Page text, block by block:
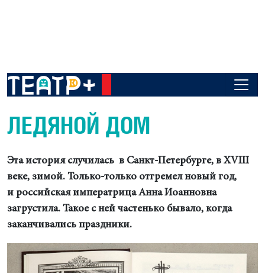
ЛЕДЯНОЙ ДОМ
Эта история случилась в Санкт-Петербурге, в XVIII
веке, зимой. Только-только отгремел новый год,
и российская императрица Анна Иоанновна
загрустила. Такое с ней частенько бывало, когда
заканчивались праздники.